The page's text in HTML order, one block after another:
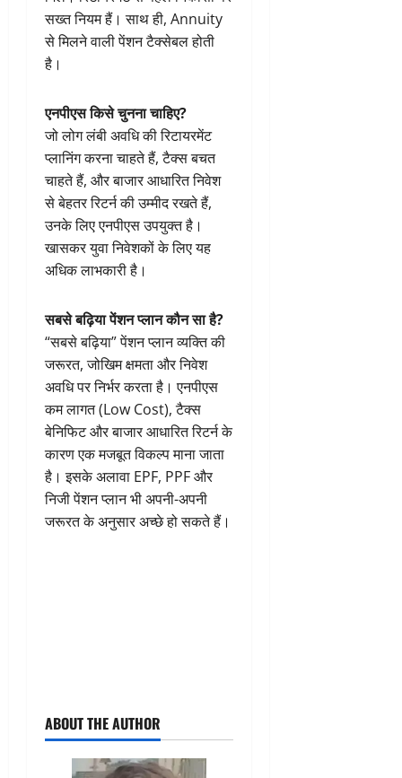
सख्त नियम हैं। साथ ही, Annuity
से मिलने वाली पेंशन टैक्सेबल होती
है।
एनपीएस किसे चुनना चाहिए?
जो लोग लंबी अवधि की रिटायरमेंट
प्लानिंग करना चाहते हैं, टैक्स बचत
चाहते हैं, और बाजार आधारित निवेश
से बेहतर रिटर्न की उम्मीद रखते हैं,
उनके लिए एनपीएस उपयुक्त है।
खासकर युवा निवेशकों के लिए यह
अधिक लाभकारी है।
सबसे बढ़िया पेंशन प्लान कौन सा है?
“सबसे बढ़िया” पेंशन प्लान व्यक्ति की
जरूरत, जोखिम क्षमता और निवेश
अवधि पर निर्भर करता है। एनपीएस
कम लागत (Low Cost), टैक्स
बेनिफिट और बाजार आधारित रिटर्न के
कारण एक मजबूत विकल्प माना जाता
है। इसके अलावा EPF, PPF और
निजी पेंशन प्लान भी अपनी-अपनी
जरूरत के अनुसार अच्छे हो सकते हैं।
ABOUT THE AUTHOR